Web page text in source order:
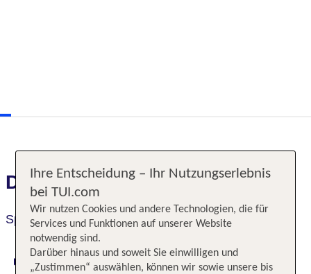
Das erwartet Sie
Spa Hotel Terme
Digitaler und telefonischer 24/7 TUI Service
Ihre Entscheidung – Ihr Nutzungserlebnis
bei TUI.com
Wir nutzen Cookies und andere Technologien, die für
Services und Funktionen auf unserer Website
notwendig sind.
Darüber hinaus und soweit Sie einwilligen und
„Zustimmen“ auswählen, können wir sowie unsere bis